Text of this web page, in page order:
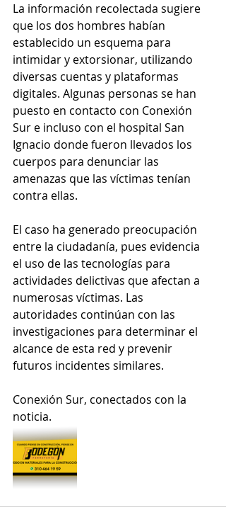
La información recolectada sugiere
que los dos hombres habían
establecido un esquema para
intimidar y extorsionar, utilizando
diversas cuentas y plataformas
digitales. Algunas personas se han
puesto en contacto con Conexión
Sur e incluso con el hospital San
Ignacio donde fueron llevados los
cuerpos para denunciar las
amenazas que las víctimas tenían
contra ellas.
El caso ha generado preocupación
entre la ciudadanía, pues evidencia
el uso de las tecnologías para
actividades delictivas que afectan a
numerosas víctimas. Las
autoridades continúan con las
investigaciones para determinar el
alcance de esta red y prevenir
futuros incidentes similares.
Conexión Sur, conectados con la
noticia.